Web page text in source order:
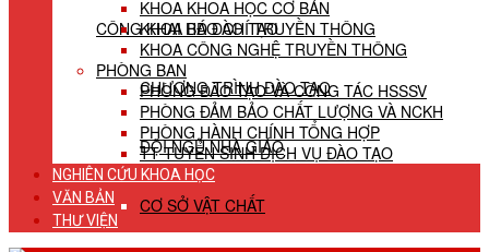
CÔNG KHAI HĐ ĐÀO TẠO
CHƯƠNG TRÌNH ĐÀO TẠO
ĐỘI NGŨ NHÀ GIÁO
CƠ SỞ VẬT CHẤT
KHOA KHOA HỌC CƠ BẢN
KHOA BÁO CHÍ TRUYỀN THÔNG
KHOA CÔNG NGHỆ TRUYỀN THÔNG
PHÒNG BAN
PHÒNG ĐÀO TẠO VÀ CÔNG TÁC HSSSV
PHÒNG ĐẢM BẢO CHẤT LƯỢNG VÀ NCKH
PHÒNG HÀNH CHÍNH TỔNG HỢP
TT TUYỂN SINH DỊCH VỤ ĐÀO TẠO
NGHIÊN CỨU KHOA HỌC
VĂN BẢN
THƯ VIỆN